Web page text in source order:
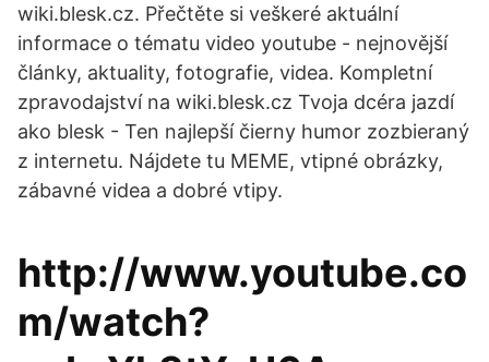
wiki.blesk.cz. Přečtěte si veškeré aktuální
informace o tématu video youtube - nejnovější
články, aktuality, fotografie, videa. Kompletní
zpravodajství na wiki.blesk.cz Tvoja dcéra jazdí
ako blesk - Ten najlepší čierny humor zozbieraný
z internetu. Nájdete tu MEME, vtipné obrázky,
zábavné videa a dobré vtipy.
http://www.youtube.co
m/watch?